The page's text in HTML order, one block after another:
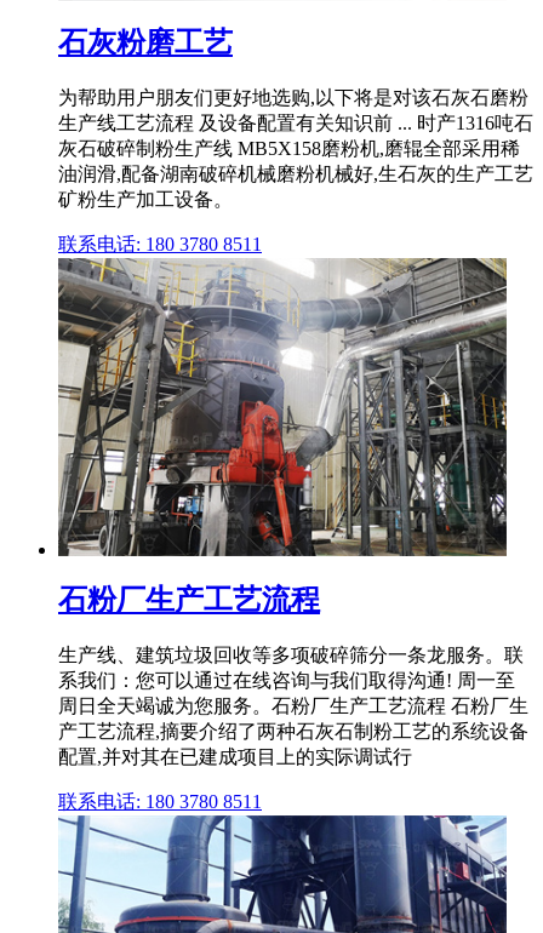
石灰粉磨工艺
为帮助用户朋友们更好地选购,以下将是对该石灰石磨粉
生产线工艺流程 及设备配置有关知识前 ... 时产1316吨石
灰石破碎制粉生产线 MB5X158磨粉机,磨辊全部采用稀
油润滑,配备湖南破碎机械磨粉机械好,生石灰的生产工艺
矿粉生产加工设备。
联系电话: 180 3780 8511
石粉厂生产工艺流程
生产线、建筑垃圾回收等多项破碎筛分一条龙服务。联
系我们：您可以通过在线咨询与我们取得沟通! 周一至
周日全天竭诚为您服务。石粉厂生产工艺流程 石粉厂生
产工艺流程,摘要介绍了两种石灰石制粉工艺的系统设备
配置,并对其在已建成项目上的实际调试行
联系电话: 180 3780 8511